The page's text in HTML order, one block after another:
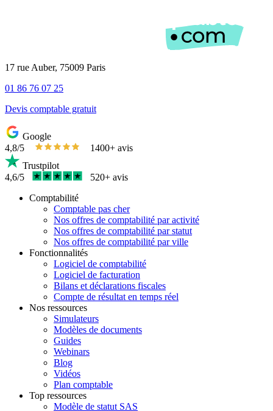
17 rue Auber, 75009 Paris
01 86 76 07 25
Devis comptable gratuit
Google
4,8/5
1400+ avis
Trustpilot
4,6/5
520+ avis
Comptabilité
Comptable pas cher
Nos offres de comptabilité par activité
Nos offres de comptabilité par statut
Nos offres de comptabilité par ville
Fonctionnalités
Logiciel de comptabilité
Logiciel de facturation
Bilans et déclarations fiscales
Compte de résultat en temps réel
Nos ressources
Simulateurs
Modèles de documents
Guides
Webinars
Blog
Vidéos
Plan comptable
Top ressources
Modèle de statut SAS